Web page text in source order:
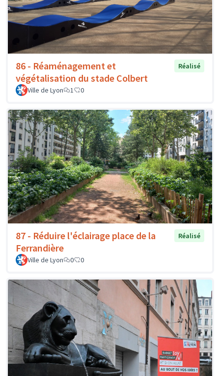
86 - Réaménagement et
végétalisation du stade Colbert
Réalisé
Ville de Lyon 1 0
87 - Réduire l'éclairage place de la
Ferrandière
Réalisé
Ville de Lyon 0 0